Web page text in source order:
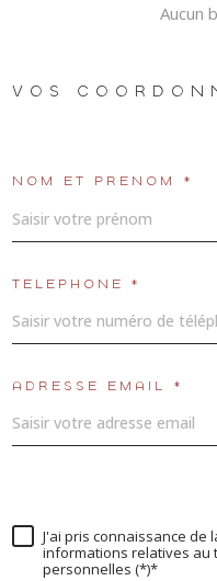
Aucun
VOS
NOM ET PRÉNOM *
TÉLÉPHONE *
ADRESSE EMAIL *
J'ai pris connaissance de
informations relatives au
personnelles (*)*